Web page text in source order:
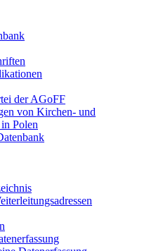
der AGoFF
von Kirchen- und
Polen